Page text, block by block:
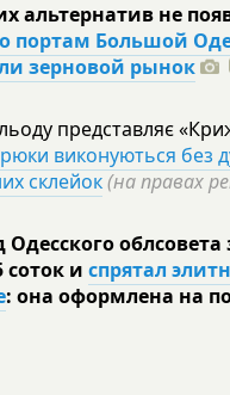
альтернатив не
портам Большой
зерновой рынок
представляє
виконуються без
склейок(на правах
облсовета
соток и спрятал
: она оформлена на